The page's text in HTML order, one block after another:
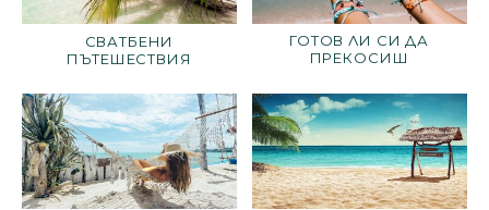
СВАТБЕНИ
ПЪТЕШЕСТВИЯ
ГОТОВ ЛИ СИ ДА
ПРЕКОСИШ